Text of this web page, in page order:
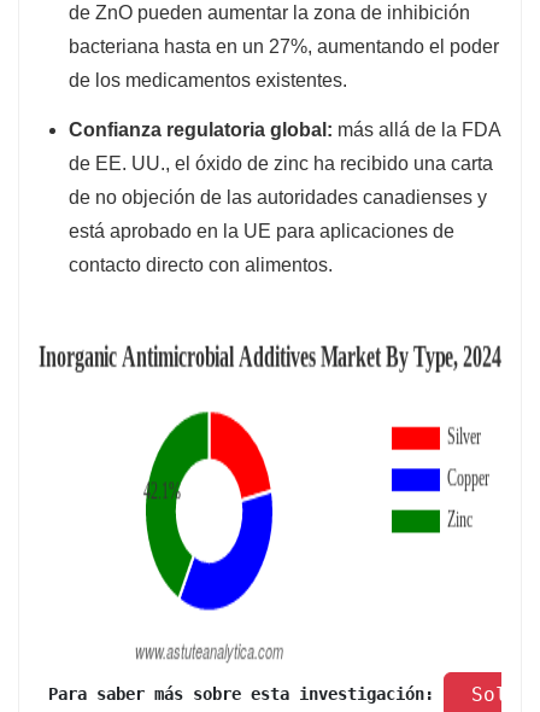
de ZnO pueden aumentar la zona de inhibición
bacteriana hasta en un 27%, aumentando el poder
de los medicamentos existentes.
Confianza regulatoria global: más allá de la FDA
de EE. UU., el óxido de zinc ha recibido una carta
de no objeción de las autoridades canadienses y
está aprobado en la UE para aplicaciones de
contacto directo con alimentos.
Para saber más sobre esta investigación: